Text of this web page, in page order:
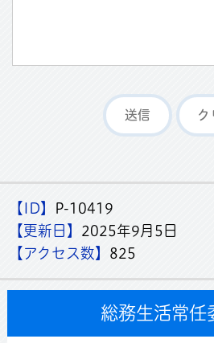
【ID】
P-10419
【更新日】 2025年9月5日
【アクセス数】 825
総務生活常任